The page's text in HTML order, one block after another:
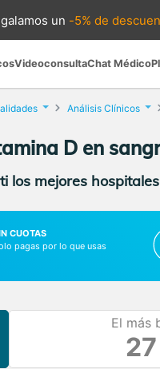
un -5% de
VideoconsultaChat Médico
Análisis Clínicos
D en
los mejores
CUOTAS
pagas por lo que usas
El más